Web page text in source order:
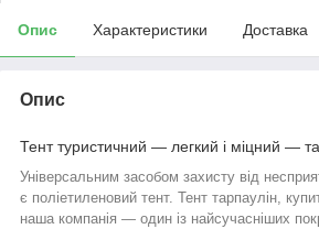
Опис Характеристики Доставка
Опис
Тент туристичний — легкий і міцний —
Універсальним засобом захисту від
є поліетиленовий тент. Тент тарпаулін,
наша компанія — один із найсучасніших